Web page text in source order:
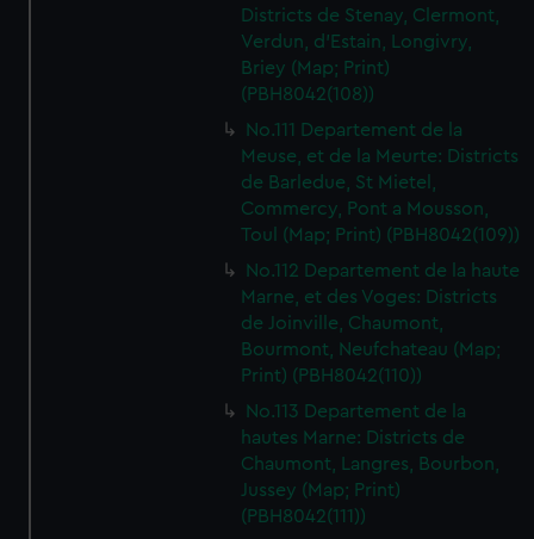
Districts de Stenay, Clermont,
Verdun, d'Estain, Longivry,
Briey (Map; Print)
(PBH8042(108))
No.111 Departement de la
Meuse, et de la Meurte: Districts
de Barledue, St Mietel,
Commercy, Pont a Mousson,
Toul (Map; Print) (PBH8042(109))
No.112 Departement de la haute
Marne, et des Voges: Districts
de Joinville, Chaumont,
Bourmont, Neufchateau (Map;
Print) (PBH8042(110))
No.113 Departement de la
hautes Marne: Districts de
Chaumont, Langres, Bourbon,
Jussey (Map; Print)
(PBH8042(111))